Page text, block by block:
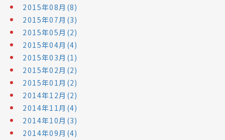
2015年08月(8)
2015年07月(3)
2015年05月(2)
2015年04月(4)
2015年03月(1)
2015年02月(2)
2015年01月(2)
2014年12月(2)
2014年11月(4)
2014年10月(3)
2014年09月(4)